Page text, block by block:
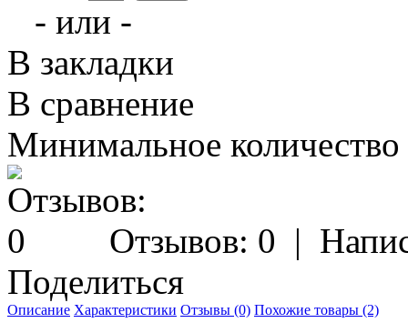
- или -
В закладки
В сравнение
Минимальное количество
Отзывов: 0 |
Поделиться
Описание Характеристики Отзывы (0) Похожие товары (2)